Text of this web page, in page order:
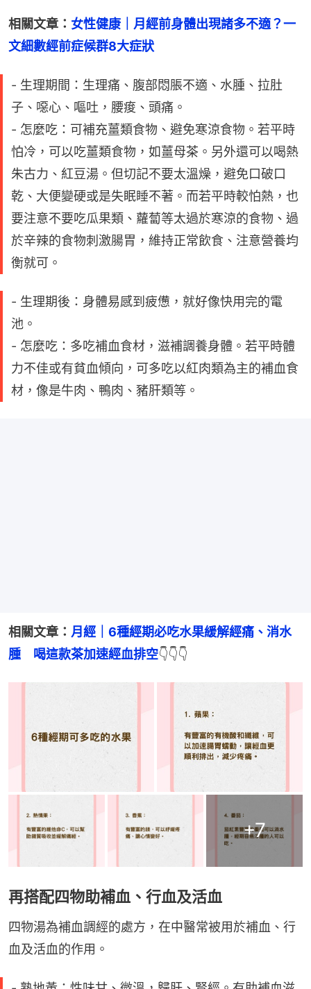
相關文章： 女性健康｜月經前身體出現諸多不適？一
文細數經前症候群8大症狀
- 生理期間：生理痛、腹部悶脹不適、水腫、拉肚
子、噁心、嘔吐，腰痠、頭痛。
- 怎麼吃：可補充薑類食物、避免寒涼食物。若平時
怕冷，可以吃薑類食物，如薑母茶。另外還可以喝熱
朱古力、紅豆湯。但切記不要太溫燥，避免口破口
乾、大便變硬或是失眠睡不著。而若平時較怕熱，也
要注意不要吃瓜果類、蘿蔔等太過於寒涼的食物、過
於辛辣的食物刺激腸胃，維持正常飲食、注意營養均
衡就可。
- 生理期後：身體易感到疲憊，就好像快用完的電
池。
- 怎麼吃：多吃補血食材，滋補調養身體。若平時體
力不佳或有貧血傾向，可多吃以紅肉類為主的補血食
材，像是牛肉、鴨肉、豬肝類等。
相關文章： 月經｜6種經期必吃水果緩解經痛、消水
腫　喝這款茶加速經血排空👇👇👇
+7
再搭配四物助補血、行血及活血
四物湯為補血調經的處方，在中醫常被用於補血、行
血及活血的作用。